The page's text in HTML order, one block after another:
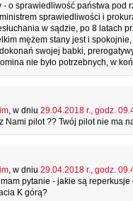
- o sprawiedliwość państwa
sprawiedliwości i
w sądzie, po 8 latach
mężem stany jest i
swojej babki,
nie było potrzebnych, w
, w dniu 29.04.2018 r., godz.
Nami pilot ?? Twój pilot nie ma
, w dniu 29.04.2018 r., godz.
mam pytanie - jakie są
K górą?